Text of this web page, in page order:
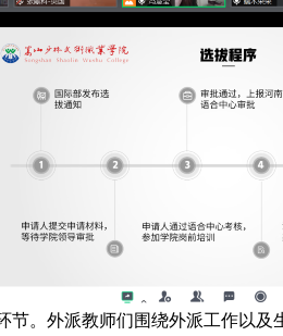
节。外派教师们围绕外派工作以